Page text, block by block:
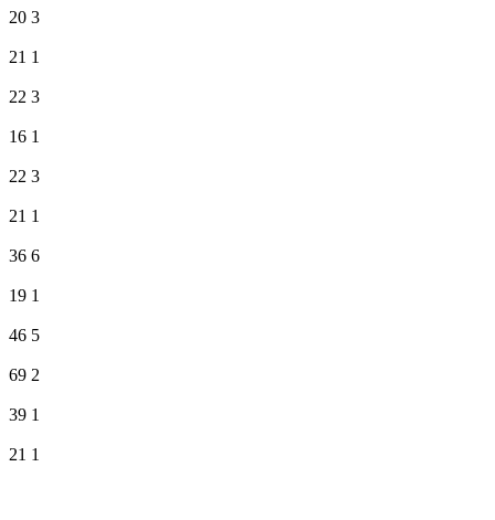
20 3
21 1
22 3
16 1
22 3
21 1
36 6
19 1
46 5
69 2
39 1
21 1